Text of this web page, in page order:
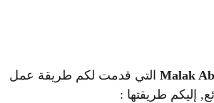
التي قدمت لكم طريقة عمل
إليكم طريقتها :